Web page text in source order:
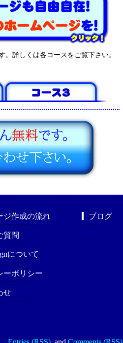
詳しくは各コースをご覧下さい。
ジ作成の流れ
質問
について
ーポリシー
せ
ブログ